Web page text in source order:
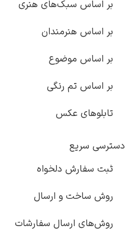
سبک‌های هنری
هنرمندان
موضوع
تم رنگی
عکس
دلخواه
و ارسال
ارسال سفارشات